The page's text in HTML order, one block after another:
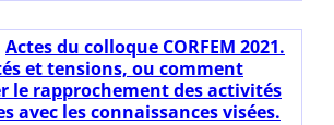
Actes du colloque CORFEM 2021.
et tensions, ou comment
le rapprochement des activités
avec les connaissances visées.